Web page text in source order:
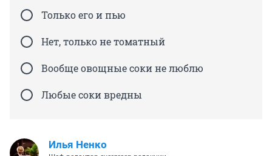
Только его и пью
Нет, только не томатный
Вообще овощные соки не люблю
Любые соки вредны
Илья Ненко